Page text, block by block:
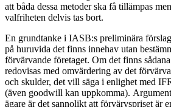
att båda dessa metoder ska få tillämpas
valfriheten delvis tas bort.
En grundtanke i IASB:s preliminära
på huruvida det finns innehav utan
förvärvande företaget. Om det finns
redovisas med omvärdering av det
och skulder, det vill säga i enlighet med
(även goodwill kan uppkomma).
ägare är det sannolikt att förvärvspriset är